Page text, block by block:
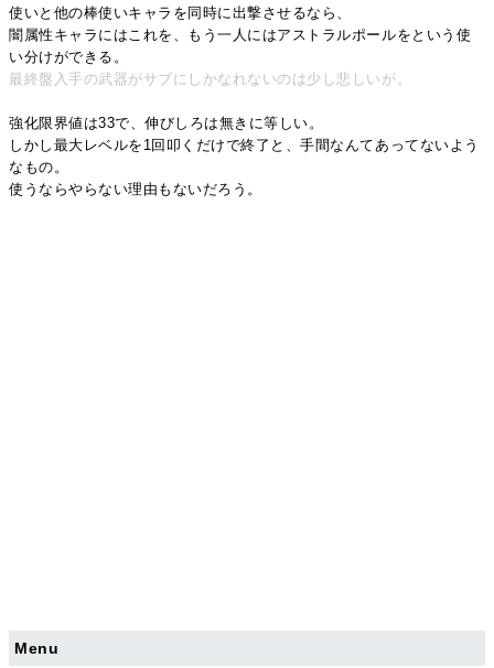
使いと他の棒使いキャラを同時に出撃させるなら、
闇属性キャラにはこれを、もう一人にはアストラルポールをという使
い分けができる。
最終盤入手の武器がサブにしかなれないのは少し悲しいが。
強化限界値は33で、伸びしろは無きに等しい。
しかし最大レベルを1回叩くだけで終了と、手間なんてあってないよう
なもの。
使うならやらない理由もないだろう。
Menu